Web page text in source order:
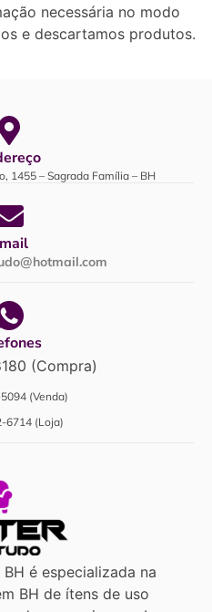
necessária no modo
e descartamos produtos.
1455 – Sagrada Família – BH
(Compra)
(Venda)
6714 (Loja)
é especializada na
BH de ítens de uso